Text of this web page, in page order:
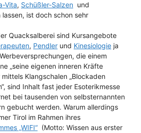
Vita, Schüßler-Salzen und
lassen, ist doch schon sehr
Quacksalberei sind Kursangebote
, Pendler und Kinesiologie ja
die einem
„seine eigenen inneren Kräfte
mittels Klangschalen „Blockaden
sind Inhalt fast jeder Esoterikmesse
bei tausenden von selbsternannten
gebucht werden. Warum allerdings
Tirol im Rahmen ihres
„WIFI“ (Motto: Wissen aus erster